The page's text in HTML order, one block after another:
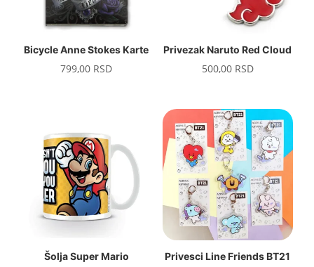
Bicycle Anne Stokes Karte
799,00 RSD
Privezak Naruto Red Cloud
500,00 RSD
Šolja Super Mario Privesci Line Friends BT21